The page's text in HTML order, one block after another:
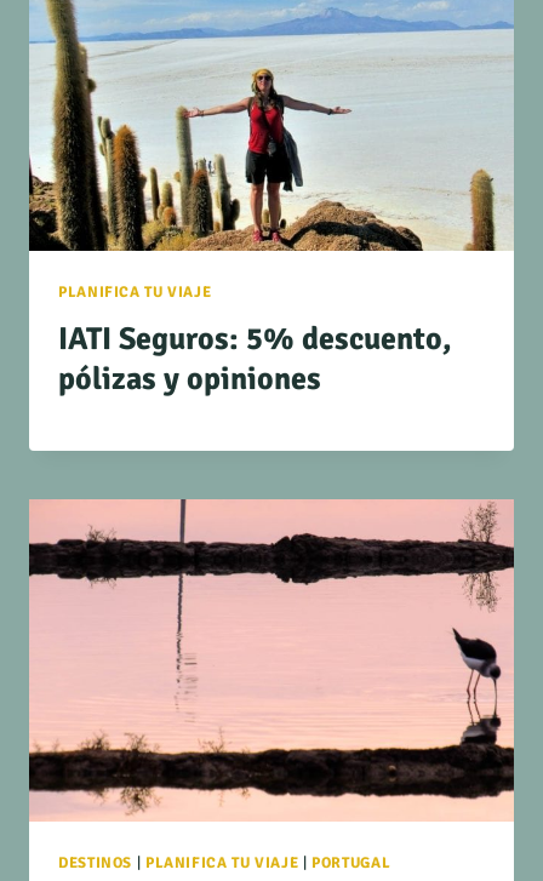
PLANIFICA TU VIAJE
IATI Seguros: 5% descuento,
pólizas y opiniones
DESTINOS | PLANIFICA TU VIAJE | PORTUGAL